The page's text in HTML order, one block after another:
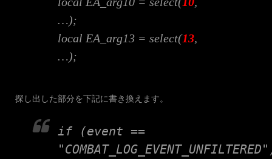
…);
local EA_arg13 = select(13,
…);
探し出した部分を下記に書き換えます。
if (event ==